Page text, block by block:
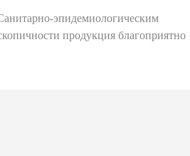
эпидемиологическим
продукция благоприятно